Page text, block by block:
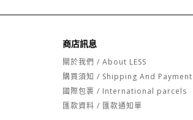
商店訊息
關於我們 / About LESS
購買須知 / Shipping And Payment
國際包裹 / International parcels
匯款資料 / 匯款通知單